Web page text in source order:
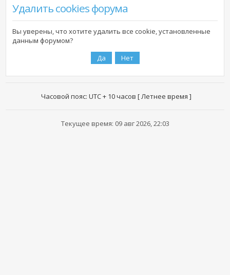
Удалить cookies форума
Вы уверены, что хотите удалить все cookie, установленные
данным форумом?
Часовой пояс: UTC + 10 часов [ Летнее время ]
Текущее время: 09 авг 2026, 22:03